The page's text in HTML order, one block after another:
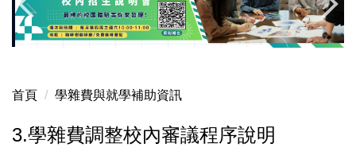
區
首頁 學雜費與就學補助資訊
3.學雜費調整校內審議程序說明